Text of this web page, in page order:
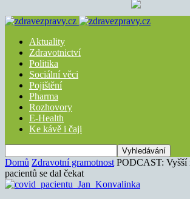
Aktuality
Zdravotnictví
Politika
Sociální věci
Pojištění
Pharma
Rozhovory
E-Health
Ke kávě i čaji
Domů Zdravotní gramotnost PODCAST: Vyšší
pacientů se dal čekat